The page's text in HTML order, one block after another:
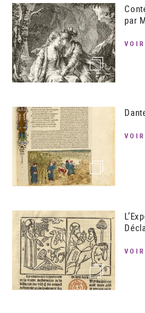
(image)
par
VOIR
(image)
VOIR
(image)
VOIR